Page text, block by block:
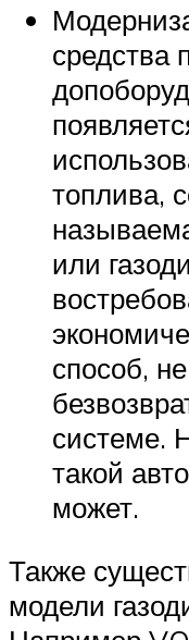
средства
топлива,
или
способ,
системе.
такой
может.
Также
модели